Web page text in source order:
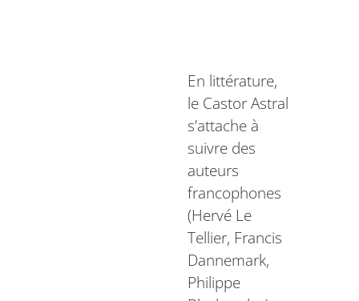
En littérature,
le Castor Astral
s’attache à
suivre des
auteurs
francophones
(Hervé Le
Tellier, Francis
Dannemark,
Philippe